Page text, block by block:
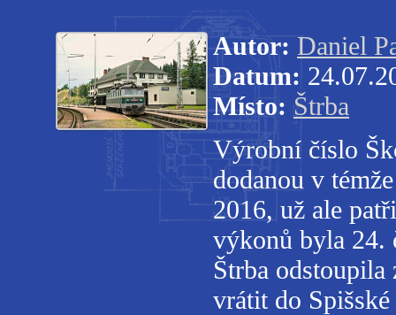
Autor: Daniel
Datum:
Místo: Štrba
Výrobní číslo
dodanou v
2016, už ale
výkonů byla 24.
Štrba
vrátit do